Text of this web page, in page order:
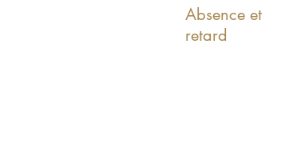
Absence et
retard